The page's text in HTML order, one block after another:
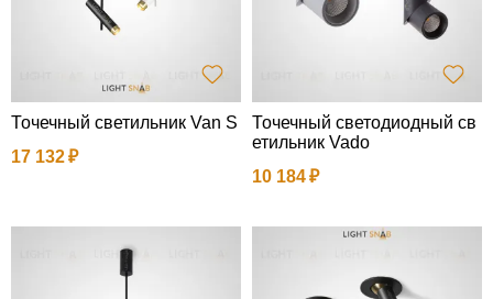
Точечный светильник Van S
17 132
Точечный светодиодный св
етильник Vado
10 184